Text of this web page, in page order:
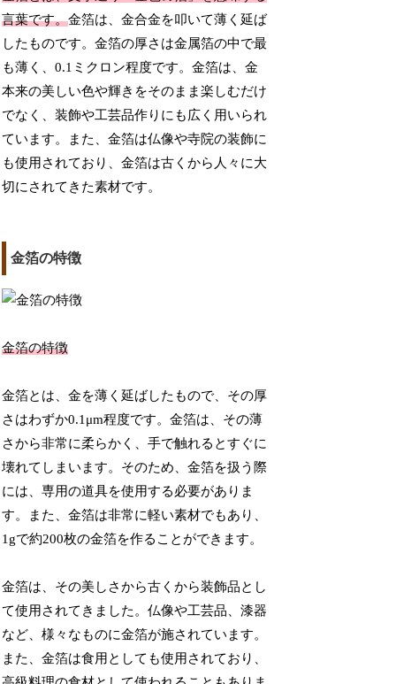
言葉です。金箔は、金合金を叩いて薄く延ば
したものです。金箔の厚さは金属箔の中で最
も薄く、0.1ミクロン程度です。金箔は、金
本来の美しい色や輝きをそのまま楽しむだけ
でなく、装飾や工芸品作りにも広く用いられ
ています。また、金箔は仏像や寺院の装飾に
も使用されており、金箔は古くから人々に大
切にされてきた素材です。
金箔の特徴
金箔の特徴
金箔とは、金を薄く延ばしたもので、その厚
さはわずか0.1μm程度です。金箔は、その薄
さから非常に柔らかく、手で触れるとすぐに
壊れてしまいます。そのため、金箔を扱う際
には、専用の道具を使用する必要がありま
す。また、金箔は非常に軽い素材でもあり、
1gで約200枚の金箔を作ることができます。
金箔は、その美しさから古くから装飾品とし
て使用されてきました。仏像や工芸品、漆器
など、様々なものに金箔が施されています。
また、金箔は食用としても使用されており、